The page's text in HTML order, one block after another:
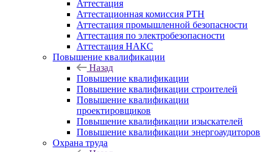
Аттестация
Аттестационная комиссия РТН
Аттестация промышленной безопасности
Аттестация по электробезопасности
Аттестация НАКС
Повышение квалификации
Назад
Повышение квалификации
Повышение квалификации строителей
Повышение квалификации
проектировщиков
Повышение квалификации изыскателей
Повышение квалификации энергоаудиторов
Охрана труда